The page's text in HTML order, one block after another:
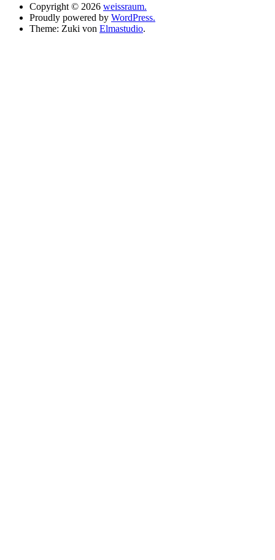
Copyright © 2026 weissraum.
Proudly powered by WordPress.
Theme: Zuki von Elmastudio.